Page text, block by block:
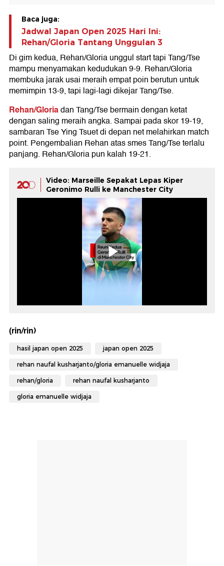
Baca juga:
Jadwal Japan Open 2025 Hari Ini:
Rehan/Gloria Tantang Unggulan 3
Di gim kedua, Rehan/Gloria unggul start tapi Tang/Tse
mampu menyamakan kedudukan 9-9. Rehan/Gloria
membuka jarak usai meraih empat poin berutun untuk
memimpin 13-9, tapi lagi-lagi dikejar Tang/Tse.
Rehan/Gloriadan Tang/Tse bermain dengan ketat
dengan saling meraih angka. Sampai pada skor 19-19,
sambaran Tse Ying Tsuet di depan net melahirkan match
point. Pengembalian Rehan atas smes Tang/Tse terlalu
panjang. Rehan/Gloria pun kalah 19-21.
Video: Marseille Sepakat Lepas Kiper
Geronimo Rulli ke Manchester City
(rin/rin)
hasil japan open 2025 japan open 2025
rehan naufal kusharjanto/gloria emanuelle widjaja
rehan/gloria rehan naufal kusharjanto
gloria emanuelle widjaja